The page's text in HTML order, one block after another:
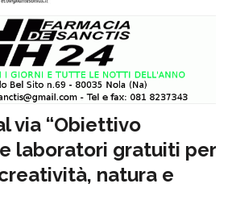
via “Obiettivo
laboratori gratuiti per
natura e